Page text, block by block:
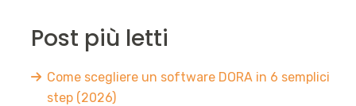
Post più letti
Come scegliere un software DORA in 6 semplici
step (2026)